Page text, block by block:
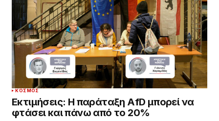
ΚΌΣΜΟΣ
Εκτιμήσεις: Η παράταξη AfD μπορεί να
φτάσει και πάνω από το 20%